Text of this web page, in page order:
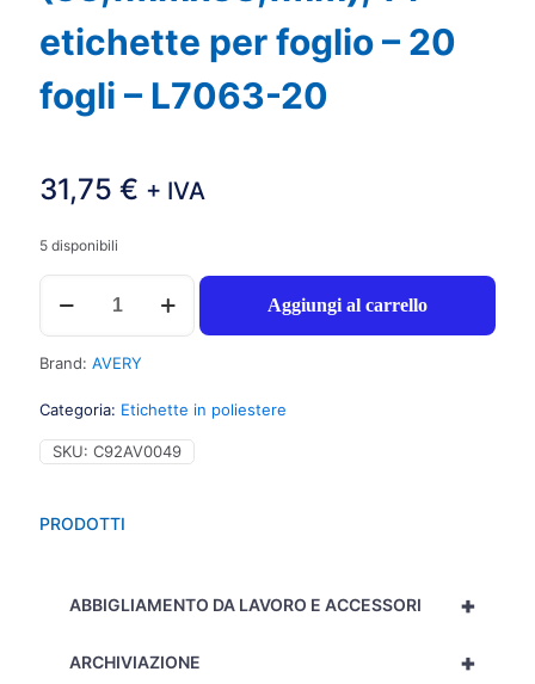
PRODOTTI
+
ABBIGLIAMENTO DA LAVORO E ACCESSORI
+
ARCHIVIAZIONE
etichette per foglio – 20
fogli – L7063-20
31,75 € + IVA
5 disponibili
Avery
280
etichette
adesive
permanenti
14
etichette
per
20
L7063-
Aggiungi al carrello
Brand: AVERY
Categoria: Etichette in poliestere
SKU: C92AV0049